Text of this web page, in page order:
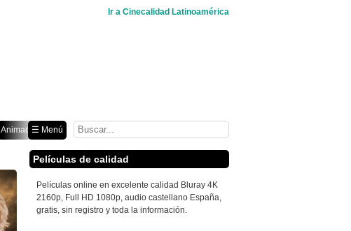
Ir a Cinecalidad Latinoamérica
Animación☰ Menú
Películas de calidad
Películas online en excelente calidad Bluray 4K
2160p, Full HD 1080p, audio castellano España,
gratis, sin registro y toda la información.